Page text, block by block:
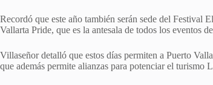
Recordó que este año también serán sede del Festival
Vallarta Pride, que es la antesala de todos los eventos
Villaseñor detalló que estos días permiten a Puerto
que además permite alianzas para potenciar el